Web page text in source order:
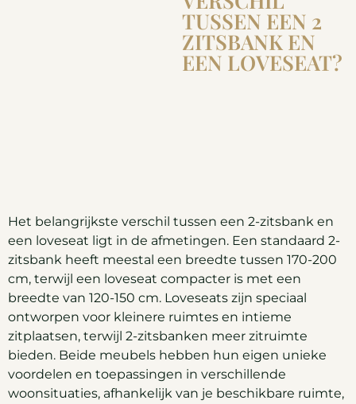
TUSSEN EEN 2
ZITSBANK EN
EEN LOVESEAT?
Het belangrijkste verschil tussen een 2-zitsbank en
een loveseat ligt in de afmetingen. Een standaard 2-
zitsbank heeft meestal een breedte tussen 170-200
cm, terwijl een loveseat compacter is met een
breedte van 120-150 cm. Loveseats zijn speciaal
ontworpen voor kleinere ruimtes en intieme
zitplaatsen, terwijl 2-zitsbanken meer zitruimte
bieden. Beide meubels hebben hun eigen unieke
voordelen en toepassingen in verschillende
woonsituaties, afhankelijk van je beschikbare ruimte,